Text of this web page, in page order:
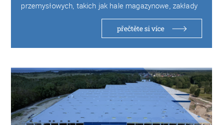
przemysłowych, takich jak hale magazynowe, zakłady
produkcyjne czy centra logistyczne,…
přečtěte si více